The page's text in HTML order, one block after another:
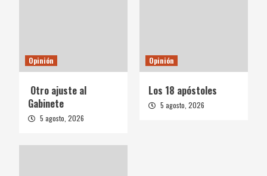
Opinión
Otro ajuste al
Gabinete
5 agosto, 2026
Opinión
Los 18 apóstoles
5 agosto, 2026